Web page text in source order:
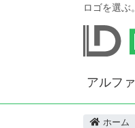
ロゴを選ぶ
アルフ
ホーム